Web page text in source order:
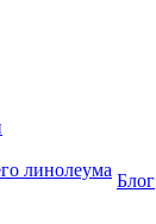
линолеума
Блог